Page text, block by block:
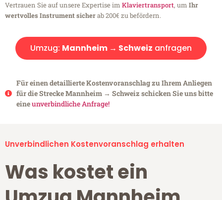
Vertrauen Sie auf unsere Expertise im Klaviertransport, um Ihr
wertvolles Instrument sicherab 200€ zu befördern.
Umzug: Mannheim → Schweiz anfragen
Für einen detaillierte Kostenvoranschlag zu Ihrem Anliegen
für die Strecke Mannheim → Schweiz schicken Sie uns bitte
eineunverbindliche Anfrage!
Unverbindlichen Kostenvoranschlag erhalten
Was kostet ein